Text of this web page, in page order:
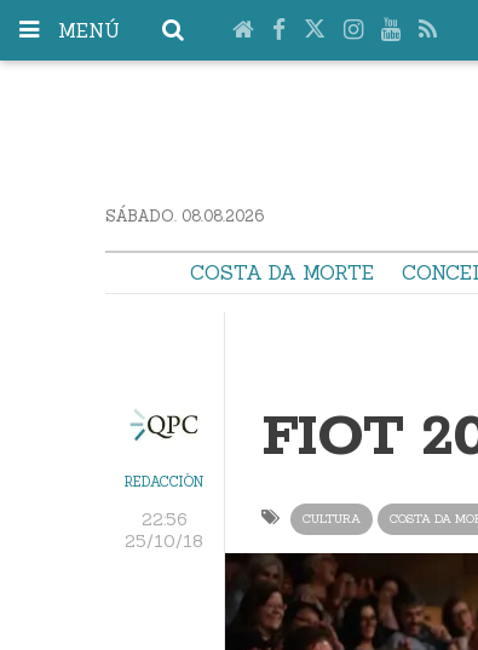
MENÚ
SÁBADO. 08.08.2026
COSTA DA MORTE
REDACCIÓN
22:56
25/10/18
FIOT
CULTURA COSTA DA